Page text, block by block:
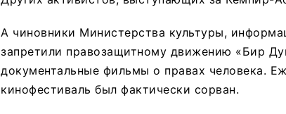
А чиновники Министерства культуры,
запретили правозащитному движению «Бир
документальные фильмы о правах человека.
кинофестиваль был фактически сорван.